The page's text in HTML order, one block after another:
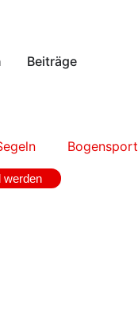
Beiträge
Bogensport
werden